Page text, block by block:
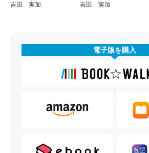
吉田 実加
吉田 実加
電子版を購入